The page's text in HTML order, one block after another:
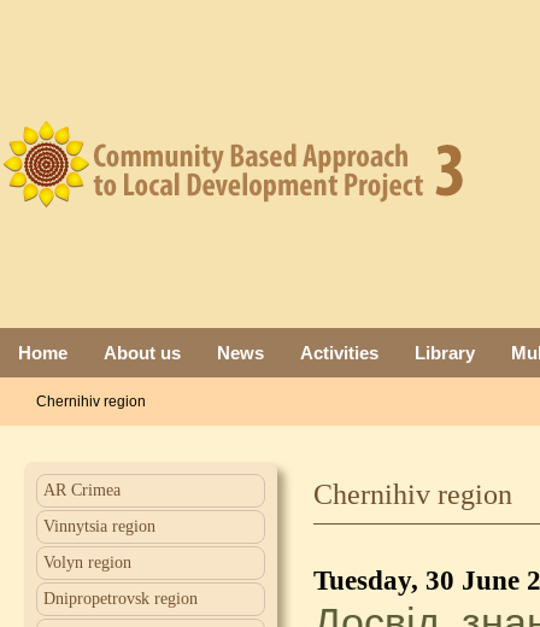
Home About us News Activities Library
Chernihiv region
AR Crimea
Vinnytsia region
Volyn region
Dnipropetrovsk region
Chernihiv region
Tuesday, 30 June